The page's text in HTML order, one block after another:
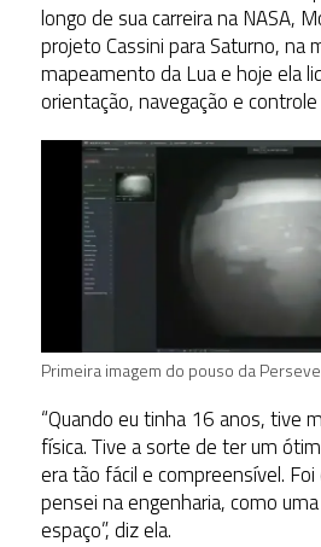
longo de sua carreira na NASA,
projeto Cassini para Saturno, na
mapeamento da Lua e hoje ela
orientação, navegação e
Primeira imagem do pouso da
“Quando eu tinha 16 anos, tive
física. Tive a sorte de ter um
era tão fácil e compreensível.
pensei na engenharia, como
espaço”, diz ela.